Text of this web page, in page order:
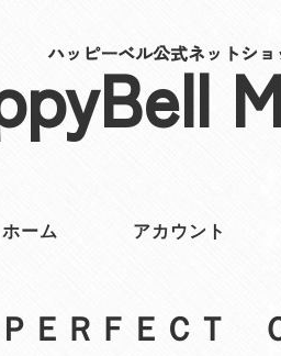
ハッピーベル公式ネットショ
ホーム アカウント
ＰＥＲＦＥＣ